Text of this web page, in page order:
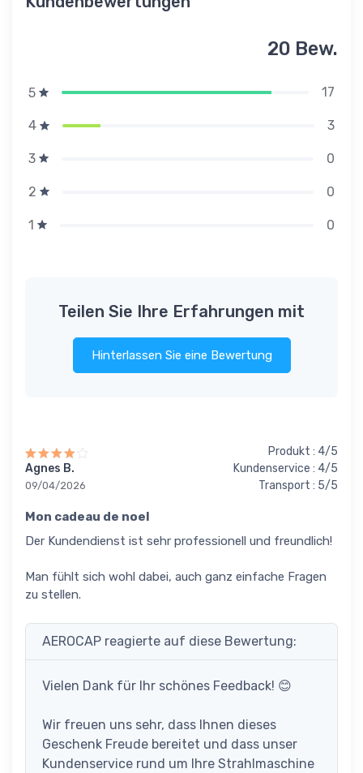
20 Bew.
5 17
4 3
3 0
2 0
1 0
Teilen Sie Ihre Erfahrungen mit
Hinterlassen Sie eine Bewertung
Agnes B.
09/04/2026
Produkt : 4/5
Kundenservice : 4/5
Transport : 5/5
Mon cadeau de noel
Der Kundendienst ist sehr professionell und freundlich!
Man fühlt sich wohl dabei, auch ganz einfache Fragen
zu stellen.
AEROCAP reagierte auf diese Bewertung:
Vielen Dank für Ihr schönes Feedback! 😊
Wir freuen uns sehr, dass Ihnen dieses
Geschenk Freude bereitet und dass unser
Kundenservice rund um Ihre Strahlmaschine